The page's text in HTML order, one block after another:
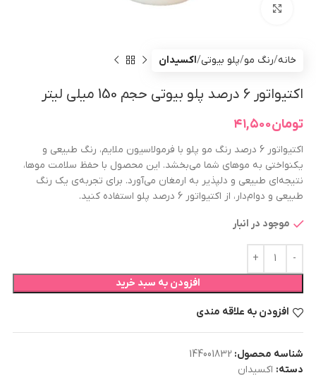
خانه رنگ مو پلو بیوتی اکسیدان
اکتیواتور 6 درصد پلو بیوتی حجم 150 میلی لیتر
تومان۴۱,۵۰۰
اکتیواتور 6 درصد رنگ مو پلو با فرمولاسیون ملایم، رنگ طبیعی و
یکنواختی به موهای شما می‌بخشد. این محصول با حفظ سلامت موها،
نتیجه‌ای طبیعی و دلپذیر به ارمغان می‌آورد. برای تجربه‌ی یک رنگ
طبیعی و دوام‌دار، از اکتیواتور 6 درصد پلو استفاده کنید.
موجود در انبار
افزودن به سبد خرید
افزودن به علاقه مندی
شناسه محصول: 144001832
دسته: اکسیدان